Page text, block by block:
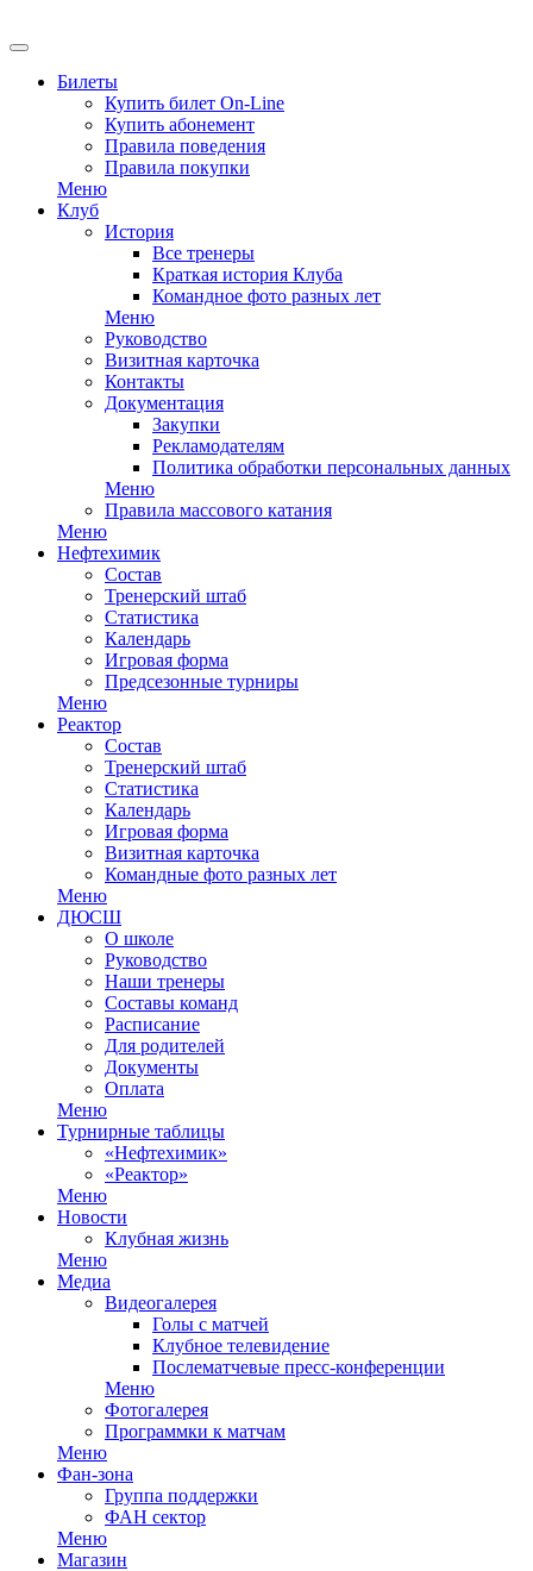
Билеты
Купить билет On-Line
Купить абонемент
Правила поведения
Правила покупки
Меню
Клуб
История
Все тренеры
Краткая история Клуба
Командное фото разных лет
Меню
Руководство
Визитная карточка
Контакты
Документация
Закупки
Рекламодателям
Политика обработки персональных данных
Меню
Правила массового катания
Меню
Нефтехимик
Состав
Тренерский штаб
Статистика
Календарь
Игровая форма
Предсезонные турниры
Меню
Реактор
Состав
Тренерский штаб
Статистика
Календарь
Игровая форма
Визитная карточка
Командные фото разных лет
Меню
ДЮСШ
О школе
Руководство
Наши тренеры
Составы команд
Расписание
Для родителей
Документы
Оплата
Меню
Турнирные таблицы
«Нефтехимик»
«Реактор»
Меню
Новости
Клубная жизнь
Меню
Медиа
Видеогалерея
Голы с матчей
Клубное телевидение
Послематчевые пресс-конференции
Меню
Фотогалерея
Программки к матчам
Меню
Фан-зона
Группа поддержки
ФАН сектор
Меню
Магазин